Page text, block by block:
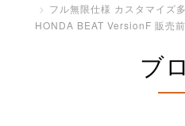
フル無限仕様 カスタマイズ
HONDA BEAT VersionF 販売
ブ